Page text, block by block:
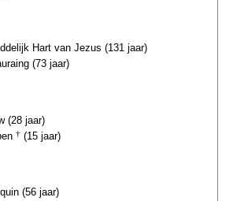
Hart van Jezus (131 jaar)
(73 jaar)
(28 jaar)
† (15 jaar)
(56 jaar)